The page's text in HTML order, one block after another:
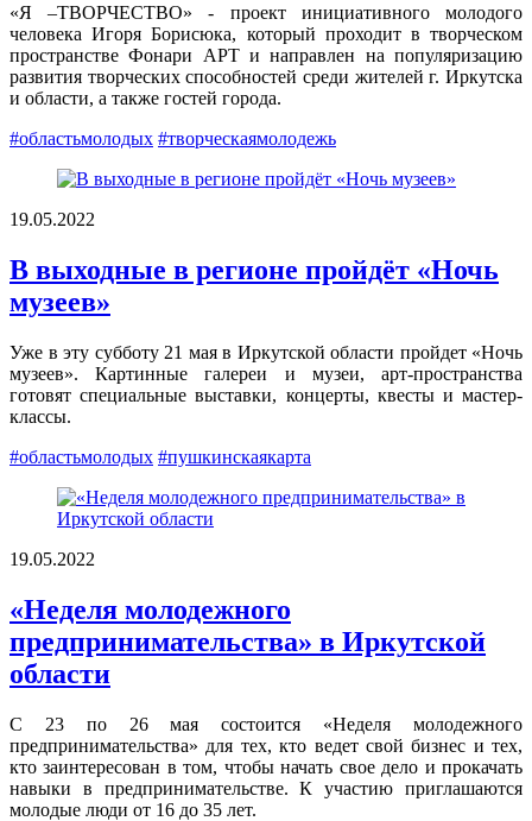
«Я –ТВОРЧЕСТВО» - проект инициативного молодого
человека Игоря Борисюка, который проходит в творческом
пространстве Фонари АРТ и направлен на популяризацию
развития творческих способностей среди жителей г. Иркутска
и области, а также гостей города.
#областьмолодых #творческаямолодежь
19.05.2022
В выходные в регионе пройдёт «Ночь
музеев»
Уже в эту субботу 21 мая в Иркутской области пройдет «Ночь
музеев». Картинные галереи и музеи, арт-пространства
готовят специальные выставки, концерты, квесты и мастер-
классы.
#областьмолодых #пушкинскаякарта
19.05.2022
«Неделя молодежного
предпринимательства» в Иркутской
области
С 23 по 26 мая состоится «Неделя молодежного
предпринимательства» для тех, кто ведет свой бизнес и тех,
кто заинтересован в том, чтобы начать свое дело и прокачать
навыки в предпринимательстве. К участию приглашаются
молодые люди от 16 до 35 лет.